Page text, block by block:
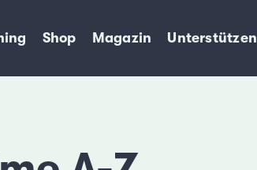
Shop Magazin Unterstützen